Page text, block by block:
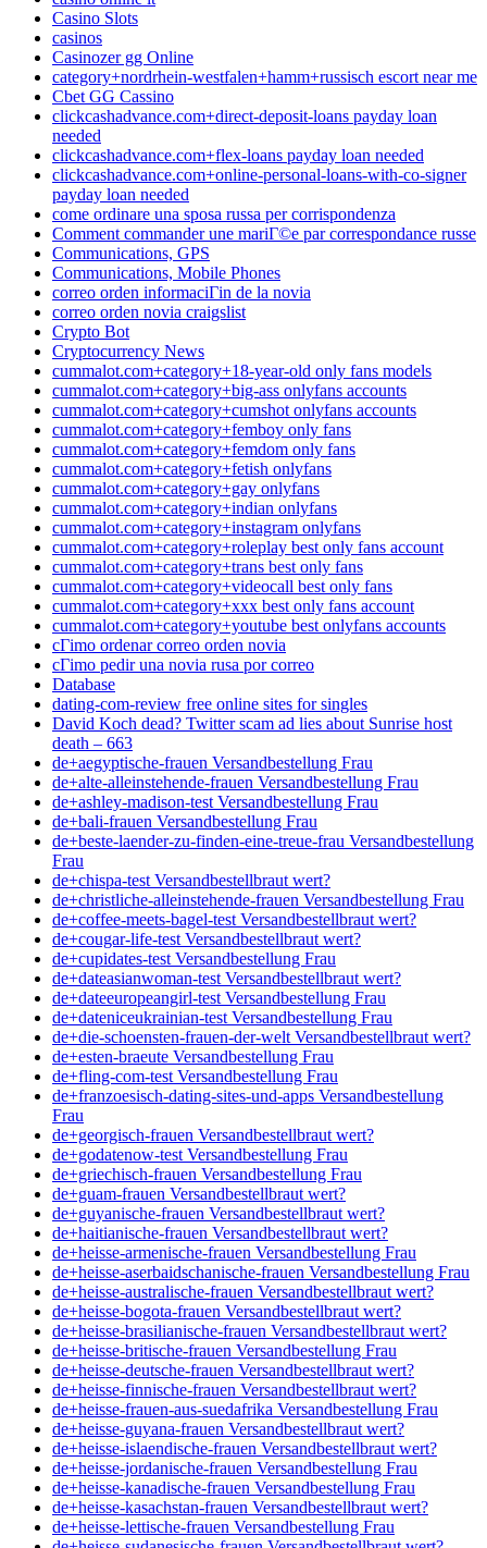
Casino Slots
casinos
Casinozer gg Online
category+nordrhein-westfalen+hamm+russisch escort near me
Cbet GG Cassino
clickcashadvance.com+direct-deposit-loans payday loan
needed
clickcashadvance.com+flex-loans payday loan needed
clickcashadvance.com+online-personal-loans-with-co-signer
payday loan needed
come ordinare una sposa russa per corrispondenza
Comment commander une mariГ©e par correspondance russe
Communications, GPS
Communications, Mobile Phones
correo orden informaciГіn de la novia
correo orden novia craigslist
Crypto Bot
Cryptocurrency News
cummalot.com+category+18-year-old only fans models
cummalot.com+category+big-ass onlyfans accounts
cummalot.com+category+cumshot onlyfans accounts
cummalot.com+category+femboy only fans
cummalot.com+category+femdom only fans
cummalot.com+category+fetish onlyfans
cummalot.com+category+gay onlyfans
cummalot.com+category+indian onlyfans
cummalot.com+category+instagram onlyfans
cummalot.com+category+roleplay best only fans account
cummalot.com+category+trans best only fans
cummalot.com+category+videocall best only fans
cummalot.com+category+xxx best only fans account
cummalot.com+category+youtube best onlyfans accounts
cГіmo ordenar correo orden novia
cГіmo pedir una novia rusa por correo
Database
dating-com-review free online sites for singles
David Koch dead? Twitter scam ad lies about Sunrise host
death – 663
de+aegyptische-frauen Versandbestellung Frau
de+alte-alleinstehende-frauen Versandbestellung Frau
de+ashley-madison-test Versandbestellung Frau
de+bali-frauen Versandbestellung Frau
de+beste-laender-zu-finden-eine-treue-frau Versandbestellung
Frau
de+chispa-test Versandbestellbraut wert?
de+christliche-alleinstehende-frauen Versandbestellung Frau
de+coffee-meets-bagel-test Versandbestellbraut wert?
de+cougar-life-test Versandbestellbraut wert?
de+cupidates-test Versandbestellung Frau
de+dateasianwoman-test Versandbestellbraut wert?
de+dateeuropeangirl-test Versandbestellung Frau
de+dateniceukrainian-test Versandbestellung Frau
de+die-schoensten-frauen-der-welt Versandbestellbraut wert?
de+esten-braeute Versandbestellung Frau
de+fling-com-test Versandbestellung Frau
de+franzoesisch-dating-sites-und-apps Versandbestellung
Frau
de+georgisch-frauen Versandbestellbraut wert?
de+godatenow-test Versandbestellung Frau
de+griechisch-frauen Versandbestellung Frau
de+guam-frauen Versandbestellbraut wert?
de+guyanische-frauen Versandbestellbraut wert?
de+haitianische-frauen Versandbestellbraut wert?
de+heisse-armenische-frauen Versandbestellung Frau
de+heisse-aserbaidschanische-frauen Versandbestellung Frau
de+heisse-australische-frauen Versandbestellbraut wert?
de+heisse-bogota-frauen Versandbestellbraut wert?
de+heisse-brasilianische-frauen Versandbestellbraut wert?
de+heisse-britische-frauen Versandbestellung Frau
de+heisse-deutsche-frauen Versandbestellbraut wert?
de+heisse-finnische-frauen Versandbestellbraut wert?
de+heisse-frauen-aus-suedafrika Versandbestellung Frau
de+heisse-guyana-frauen Versandbestellbraut wert?
de+heisse-islaendische-frauen Versandbestellbraut wert?
de+heisse-jordanische-frauen Versandbestellung Frau
de+heisse-kanadische-frauen Versandbestellung Frau
de+heisse-kasachstan-frauen Versandbestellbraut wert?
de+heisse-lettische-frauen Versandbestellung Frau